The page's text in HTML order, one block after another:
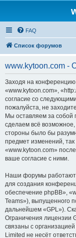
FAQ
Список форумов
www.kytoon.com -
Заходя на
«www.kytoon.com»,
согласие со
пожалуйста, не
Мы оставляем за собой
сделаем всё
стороны было бы
предмет изменений,
«www.kytoon.com»
ваше согласие с ними.
Наши форумы работают
для создания
обеспечение phpBB»,
Teams»), выпущенного
дальнейшем «GPL»).
Ограничения лицензии
связаны с
Limited не несёт